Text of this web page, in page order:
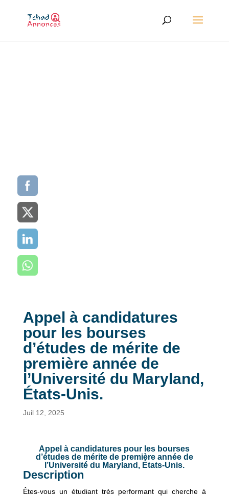
Appel à candidatures
pour les bourses
d’études de mérite de
première année de
l’Université du Maryland,
États-Unis.
Juil 12, 2025
Appel à candidatures pour les bourses
d’études de mérite de première année de
l’Université du Maryland, États-Unis.
Description
Êtes-vous un étudiant très performant qui cherche à